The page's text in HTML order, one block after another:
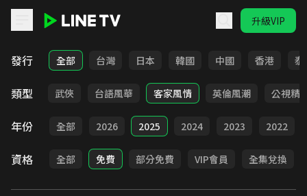
升級VIP
LINE TV - 戲劇
發行 全部 台灣 日本 韓國 中國 香港 泰
類型
時代 武俠 台語風華 客家風情 英倫風潮 公視精
年份 全部 2026 2025 2024 2023 2022
資格 全部 免費 部分免費 VIP會員 全集兌換